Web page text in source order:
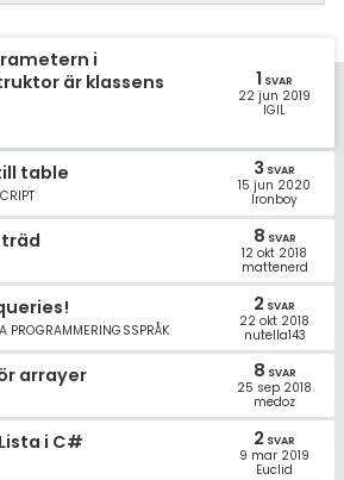
i
är klassens
1 SVAR
22 jun 2019
IGIL
table 3 SVAR
15 jun 2020
Ironboy
8 SVAR
12 okt 2018
mattenerd
PROGRAMMERINGSSPRÅK
2 SVAR
22 okt 2018
nutella143
arrayer 8 SVAR
25 sep 2018
medoz
i C# 2 SVAR
9 mar 2019
Euclid
Regler
Om Pluggakuten
Allmänna villkor
Cookie-inställningar